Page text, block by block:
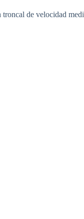
troncal de velocidad